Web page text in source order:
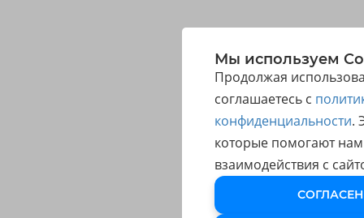
Мы используем
Продолжая
соглашаетесь с
конфиденциальности.
которые помогают
взаимодействия с